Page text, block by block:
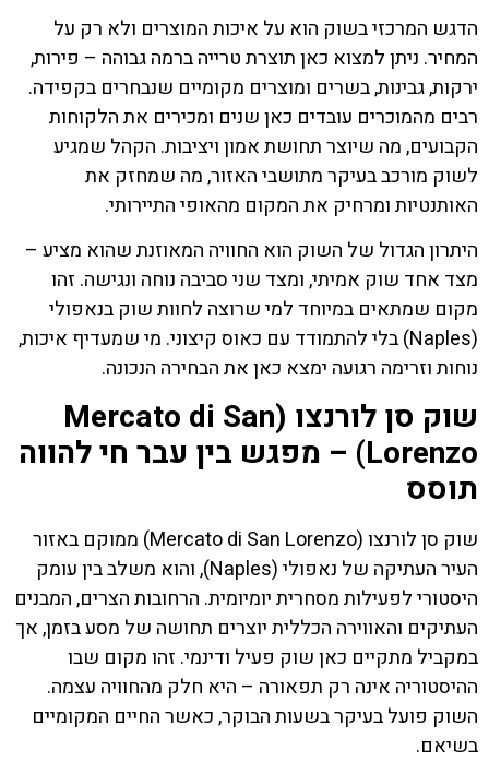
הדגש המרכזי בשוק הוא על איכות המוצרים ולא רק על
המחיר. ניתן למצוא כאן תוצרת טרייה ברמה גבוהה – פירות,
ירקות, גבינות, בשרים ומוצרים מקומיים שנבחרים בקפידה.
רבים מהמוכרים עובדים כאן שנים ומכירים את הלקוחות
הקבועים, מה שיוצר תחושת אמון ויציבות. הקהל שמגיע
לשוק מורכב בעיקר מתושבי האזור, מה שמחזק את
האותנטיות ומרחיק את המקום מהאופי התיירותי.
היתרון הגדול של השוק הוא החוויה המאוזנת שהוא מציע –
מצד אחד שוק אמיתי, ומצד שני סביבה נוחה ונגישה. זהו
מקום שמתאים במיוחד למי שרוצה לחוות שוק בנאפולי
(Naples) בלי להתמודד עם כאוס קיצוני. מי שמעדיף איכות,
נוחות וזרימה רגועה ימצא כאן את הבחירה הנכונה.
שוק סן לורנצו (Mercato di San
Lorenzo) – מפגש בין עבר חי להווה
תוסס
שוק סן לורנצו (Mercato di San Lorenzo) ממוקם באזור
העיר העתיקה של נאפולי (Naples), והוא משלב בין עומק
היסטורי לפעילות מסחרית יומיומית. הרחובות הצרים, המבנים
העתיקים והאווירה הכללית יוצרים תחושה של מסע בזמן, אך
במקביל מתקיים כאן שוק פעיל ודינמי. זהו מקום שבו
ההיסטוריה אינה רק תפאורה – היא חלק מהחוויה עצמה.
השוק פועל בעיקר בשעות הבוקר, כאשר החיים המקומיים
בשיאם.